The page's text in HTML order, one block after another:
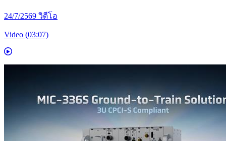
24/7/2569 วิดีโอ
Video (03:07)